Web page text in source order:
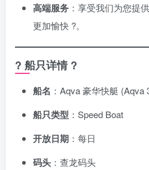
高端服务 ：享受我们为您提
更加愉快 ?。
? 船只详情 ?
船名 ：Aqva 豪华快艇 (Aqva
船只类型 ：Speed Boat
开放日期 ：每日
码头 ：查龙码头